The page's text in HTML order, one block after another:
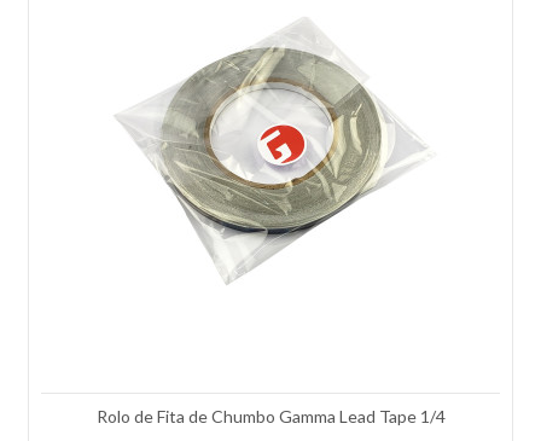
COMPRAR
Adicionar à lista de comparação.
Adicionar à lista de desejos.
Rolo de Fita de Chumbo Gamma Lead Tape 1/4